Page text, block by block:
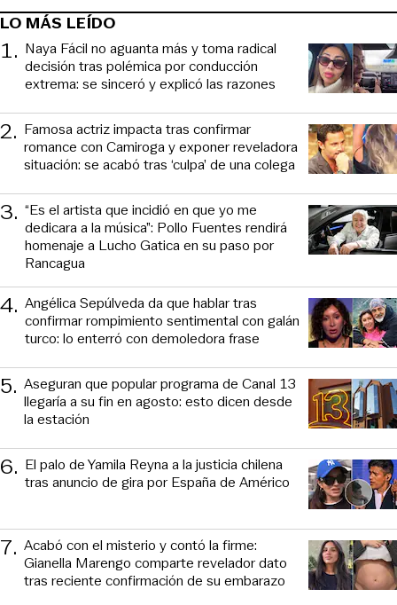
LO MÁS LEÍDO
1. Naya Fácil no aguanta más y toma radical
decisión tras polémica por conducción
extrema: se sinceró y explicó las razones
2. Famosa actriz impacta tras confirmar
romance con Camiroga y exponer reveladora
situación: se acabó tras ‘culpa’ de una colega
3. “Es el artista que incidió en que yo me
dedicara a la música”: Pollo Fuentes rendirá
homenaje a Lucho Gatica en su paso por
Rancagua
4. Angélica Sepúlveda da que hablar tras
confirmar rompimiento sentimental con galán
turco: lo enterró con demoledora frase
5. Aseguran que popular programa de Canal 13
llegaría a su fin en agosto: esto dicen desde
la estación
6. El palo de Yamila Reyna a la justicia chilena
tras anuncio de gira por España de Américo
7. Acabó con el misterio y contó la firme:
Gianella Marengo comparte revelador dato
tras reciente confirmación de su embarazo